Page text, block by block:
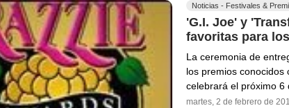
Noticias - Festivales &
'G.I. Joe' y
favoritas para
La ceremonia de
los premios conocidos
celebrará el próximo 6
martes, 2 de febrero de